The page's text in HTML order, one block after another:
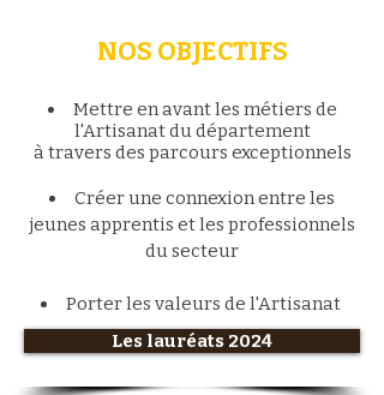
NOS OBJECTIFS
Mettre en avant les métiers de
l'Artisanat du département
à travers des parcours exceptionnels
Créer une connexion entre les
jeunes apprentis et les professionnels
du secteur
Porter les valeurs de l'Artisanat
Les lauréats 2024